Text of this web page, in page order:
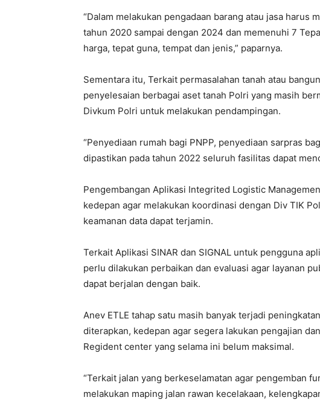
“Dalam melakukan pengadaan barang atau jasa harus
tahun 2020 sampai dengan 2024 dan memenuhi 7
harga, tepat guna, tempat dan jenis,” paparnya.
Sementara itu, Terkait permasalahan tanah atau
penyelesaian berbagai aset tanah Polri yang masih
Divkum Polri untuk melakukan pendampingan.
“Penyediaan rumah bagi PNPP, penyediaan sarpras
dipastikan pada tahun 2022 seluruh fasilitas dapat
Pengembangan Aplikasi Integrited Logistic
kedepan agar melakukan koordinasi dengan Div TIK
keamanan data dapat terjamin.
Terkait Aplikasi SINAR dan SIGNAL untuk pengguna
perlu dilakukan perbaikan dan evaluasi agar layanan
dapat berjalan dengan baik.
Anev ETLE tahap satu masih banyak terjadi
diterapkan, kedepan agar segera lakukan pengajian
Regident center yang selama ini belum maksimal.
“Terkait jalan yang berkeselamatan agar pengemban
melakukan maping jalan rawan kecelakaan,